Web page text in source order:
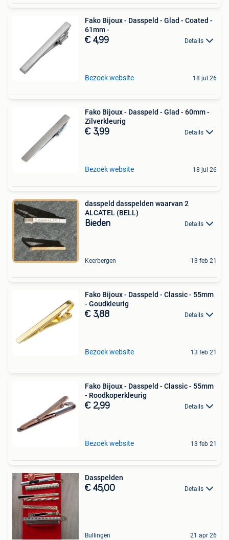
Fako Bijoux - Dasspeld - Glad - Coated -
61mm -
€ 4,99 Details
Bezoek website 18 jul 26
Fako Bijoux - Dasspeld - Glad - 60mm -
Zilverkleurig
€ 3,99 Details
Bezoek website 18 jul 26
dasspeld dasspelden waarvan 2
ALCATEL (BELL)
Bieden Details
Keerbergen 13 feb 21
Fako Bijoux - Dasspeld - Classic - 55mm
- Goudkleurig
€ 3,88 Details
Bezoek website 13 feb 21
Fako Bijoux - Dasspeld - Classic - 55mm
- Roodkoperkleurig
€ 2,99 Details
Bezoek website 13 feb 21
Dasspelden
€ 45,00 Details
Bullingen 21 apr 26